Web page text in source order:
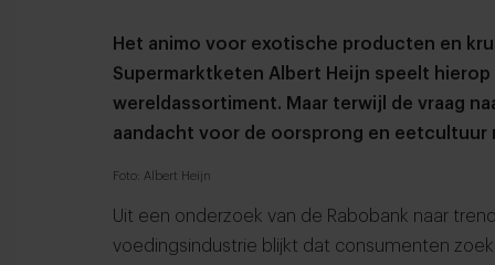
Het animo voor exotische producten en
Supermarktketen Albert Heijn speelt
wereldassortiment. Maar terwijl de vraag
aandacht voor de oorsprong en eetcultuur
Foto: Albert Heijn
Uit een onderzoek van de Rabobank naar
voedingsindustrie blijkt dat consumenten